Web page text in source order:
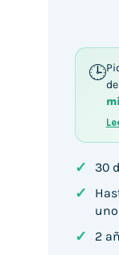
✓ 30
✓
✓ 2